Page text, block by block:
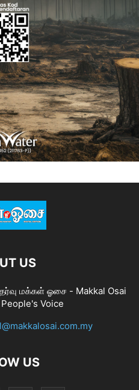
US
மக்கள் ஓசை - Makkal Osai
Voice
US